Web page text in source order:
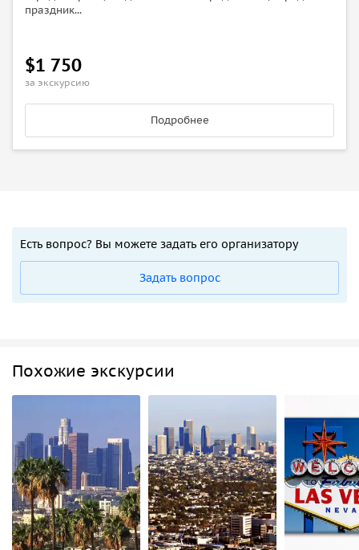
праздник...
$1 750
за экскурсию
Подробнее
Есть вопрос? Вы можете задать его организатору
Задать вопрос
Похожие экскурсии